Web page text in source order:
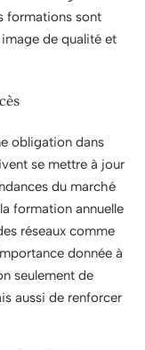
formations sont
de qualité et
obligation dans
se mettre à jour
du marché
formation annuelle
réseaux comme
donnée à
seulement de
aussi de renforcer